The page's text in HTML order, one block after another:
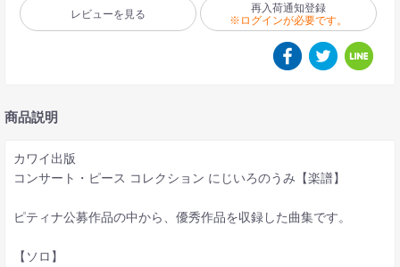
レビューを見る
再入荷通知登録
※ログインが必要です。
商品説明
カワイ出版
コンサート・ピース コレクション にじいろのうみ【楽譜】
ピティナ公募作品の中から、優秀作品を収録した曲集です。
【ソロ】